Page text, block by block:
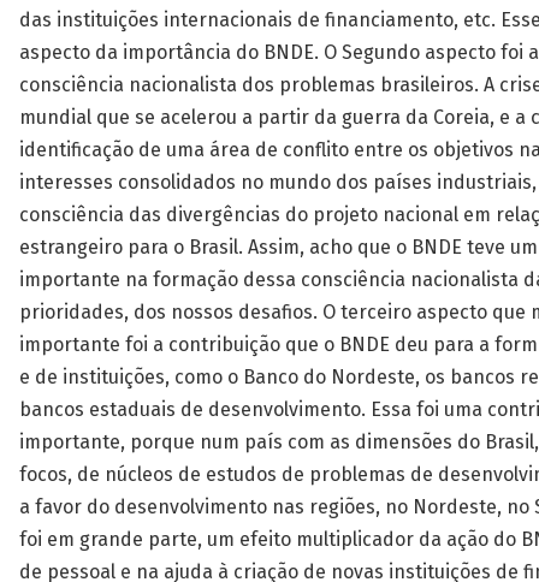
das instituições internacionais de financiamento, etc.
aspecto da importância do BNDE. O Segundo aspecto foi
consciência nacionalista dos problemas brasileiros. A
mundial que se acelerou a partir da guerra da Coreia, e a
identificação de uma área de conflito entre os objetivos
interesses consolidados no mundo dos países
consciência das divergências do projeto nacional em
estrangeiro para o Brasil. Assim, acho que o BNDE teve
importante na formação dessa consciência nacionalista
prioridades, dos nossos desafios. O terceiro aspecto que
importante foi a contribuição que o BNDE deu para a
e de instituições, como o Banco do Nordeste, os bancos
bancos estaduais de desenvolvimento. Essa foi uma
importante, porque num país com as dimensões do
focos, de núcleos de estudos de problemas de
a favor do desenvolvimento nas regiões, no Nordeste, no
foi em grande parte, um efeito multiplicador da ação do
de pessoal e na ajuda à criação de novas instituições de